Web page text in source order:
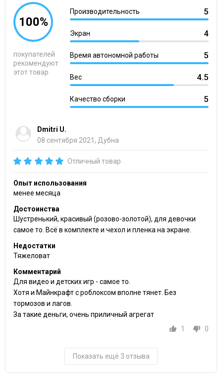
100%
покупателей
рекомендуют
этот товар
Производительность 5
Экран 4
Время автономной работы 5
Вес 4.5
Качество сборки 5
Dmitri U.
08 сентября 2021, Дубна
Отличный товар
Опыт использования
менее месяца
Достоинства
Шустренький, красивый (розово-золотой), для девочки
самое то. Всё в комплекте и чехол и пленка на экране.
Недостатки
Тяжеловат
Комментарий
Для видео и детских игр - самое то.
Хотя и Майнкрафт с роблоксом вполне тянет. Без
тормозов и лагов.
За такие деньги, очень приличный агрегат
1
0
Показать ещё 3 отзыва